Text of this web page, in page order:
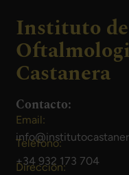
Instituto de
Castanera
Contacto:
Email:
Teléfono:
+34 932 173 704
Dirección: